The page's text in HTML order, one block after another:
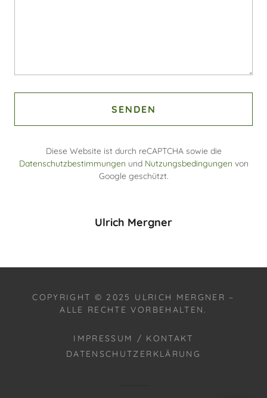
SENDEN
Diese Website ist durch reCAPTCHA sowie die
Datenschutzbestimmungen und Nutzungsbedingungen von
Google geschützt.
Ulrich Mergner
COPYRIGHT © 2025 ULRICH MERGNER –
ALLE RECHTE VORBEHALTEN.
IMPRESSUM / KONTAKT
DATENSCHUTZERKLÄRUNG